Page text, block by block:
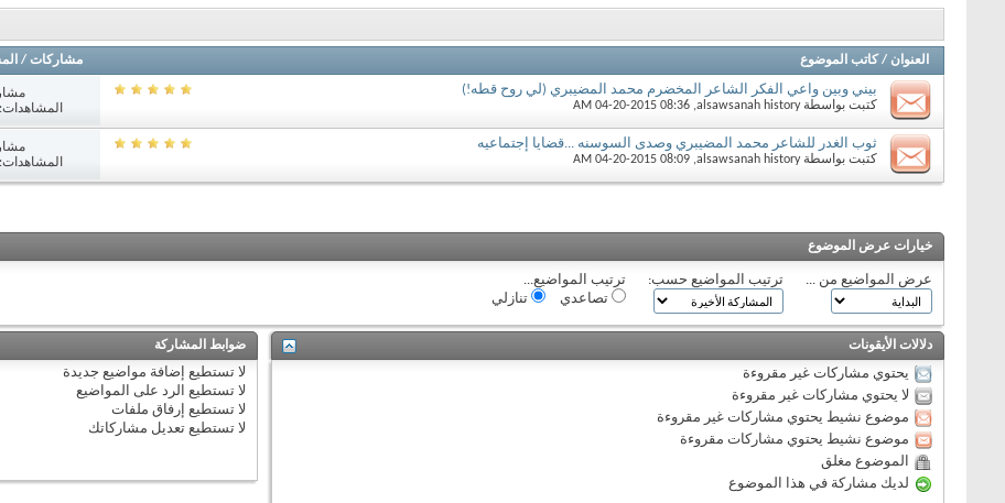
العنوان / كاتب الموضوع مشاركات /
بيني وبين واعي الفكر الشاعر المخضرم محمد المضيبري (لي روح قطه!)
كتبت بواسطةalsawsanah history
‏, 04-20-2015 08:36 AM
المشاهدات:
ثوب الغدر للشاعر محمد المضيبري وصدى السوسنه ...قضايا إجتماعيه
كتبت بواسطةalsawsanah history
‏, 04-20-2015 08:09 AM
المشاهدات:
خيارات عرض الموضوع
عرض المواضيع من ... ترتيب المواضيع حسب:
ترتيب المواضيع...
تصاعدي
تنازلي
دلالات الأيقونات
يحتوي مشاركات غير مقروءة
لا يحتوي مشاركات غير مقروءة
موضوع نشيط يحتوي مشاركات غير مقروءة
موضوع نشيط يحتوي مشاركات مقروءة
الموضوع مغلق
لديك مشاركة في هذا الموضوع
ضوابط المشاركة
لا تستطيع إضافة مواضيع جديدة
لا تستطيع الرد على المواضيع
لا تستطيع إرفاق ملفات
لا تستطيع تعديل مشاركاتك